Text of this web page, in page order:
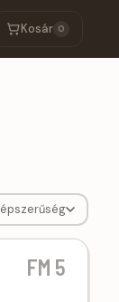
Kosár 0
FM 5